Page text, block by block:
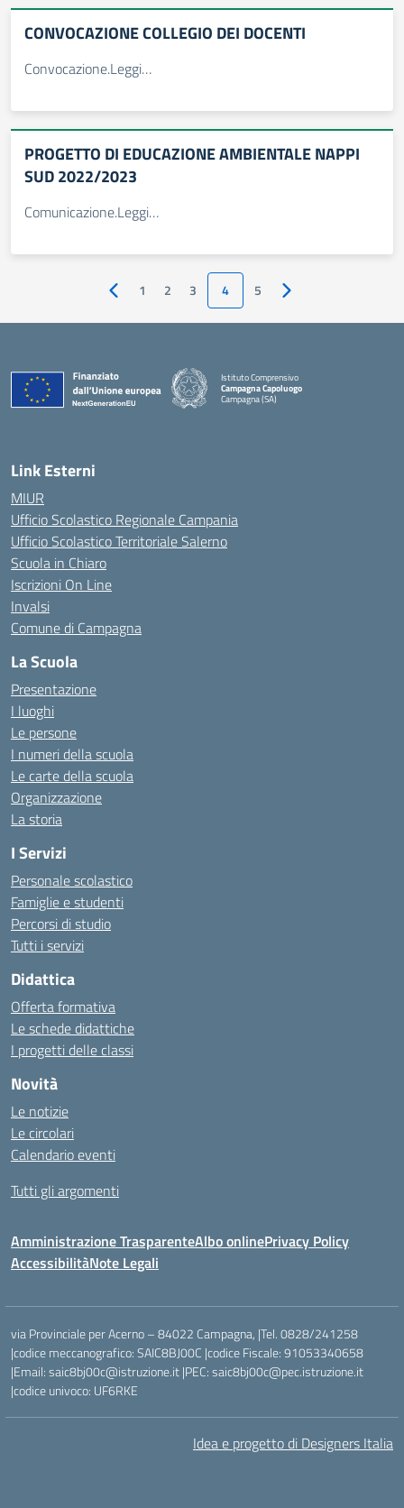
CONVOCAZIONE COLLEGIO DEI DOCENTI
Convocazione.Leggi…
PROGETTO DI EDUCAZIONE AMBIENTALE NAPPI
SUD 2022/2023
Comunicazione.Leggi…
Pagina precedente
1 2 3 4 5 Pagina successiva
Istituto Comprensivo
Campagna Capoluogo
Campagna (SA)
Link Esterni
MIUR
Ufficio Scolastico Regionale Campania
Ufficio Scolastico Territoriale Salerno
Scuola in Chiaro
Iscrizioni On Line
Invalsi
Comune di Campagna
La Scuola
Presentazione
I luoghi
Le persone
I numeri della scuola
Le carte della scuola
Organizzazione
La storia
I Servizi
Personale scolastico
Famiglie e studenti
Percorsi di studio
Tutti i servizi
Didattica
Offerta formativa
Le schede didattiche
I progetti delle classi
Novità
Le notizie
Le circolari
Calendario eventi
Tutti gli argomenti
Amministrazione TrasparenteAlbo onlinePrivacy Policy
AccessibilitàNote Legali
via Provinciale per Acerno – 84022 Campagna, |Tel. 0828/241258
|codice meccanografico: SAIC8BJ00C |codice Fiscale: 91053340658
|Email: saic8bj00c@istruzione.it |PEC: saic8bj00c@pec.istruzione.it
|codice univoco: UF6RKE
Idea e progetto di Designers Italia